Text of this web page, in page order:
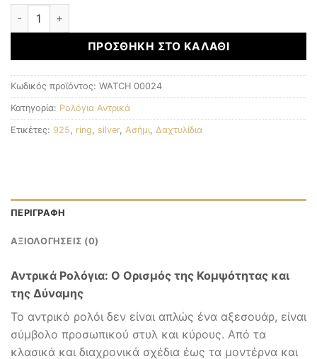
Αντρικά Ρολόγια ποσότητα
ΠΡΟΣΘΉΚΗ ΣΤΟ ΚΑΛΆΘΙ
Κωδικός προϊόντος: WATCH 00024
Κατηγορία: Ρολόγια Αντρικά
Ετικέτες: 925 ring silver, Ασήμι Δαχτυλίδια
ΠΕΡΙΓΡΑΦΉ
ΑΞΙΟΛΟΓΉΣΕΙΣ (0)
Αντρικά Ρολόγια: Ο Ορισμός της Κομψότητας και
της Δύναμης
Το αντρικό ρολόι δεν είναι απλώς ένα αξεσουάρ, είναι
σύμβολο προσωπικού στυλ και κύρους. Από τα
κλασικά και διαχρονικά σχέδια έως τα μοντέρνα και